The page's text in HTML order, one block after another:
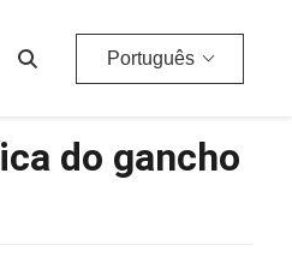
Português
do gancho